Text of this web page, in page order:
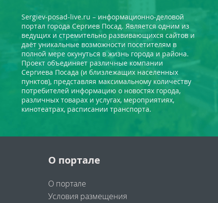
Sergiev-posad-live.ru – информационно-деловой
портал города Сергиев Посад. Является одним из
ведущих и стремительно развивающихся сайтов и
даёт уникальные возможности посетителям в
полной мере окунуться в жизнь города и района.
Проект объединяет различные компании
Сергиева Посада (и близлежащих населенных
пунктов), представляя максимальному количеству
потребителей информацию о новостях города,
различных товарах и услугах, мероприятиях,
кинотеатрах, расписании транспорта.
О портале
О портале
Условия размещения